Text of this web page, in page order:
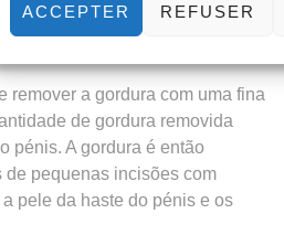
ACCEPTER REFUSER
remover a gordura com uma fina
de gordura removida
pénis. A gordura é então
de pequenas incisões com
pele da haste do pénis e os